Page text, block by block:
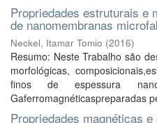
Propriedades estruturais e
de nanomembranas
Neckel, Itamar Tomio (2016)
Resumo: Neste Trabalho são
morfológicas,
finos de espessura
Gaferromagnéticaspreparadas
Propriedades magnéticas